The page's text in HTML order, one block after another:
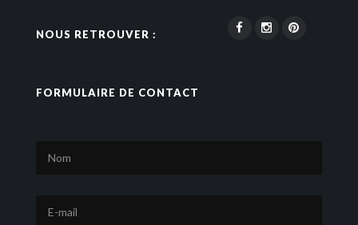
NOUS RETROUVER :
FORMULAIRE DE CONTACT